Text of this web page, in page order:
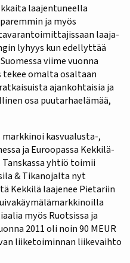
laajentuneella
ja myös
laaja-
lyhyys kun edellyttää
viime vuonna
omalta osaltaan
ajankohtaisia ja
osa puutarhaelämää,
kasvualusta-,
ja Euroopassa Kekkilä-
Tanskassa yhtiö toimii
& Tikanojalta nyt
Kekkilä laajenee Pietariin
myös Ruotsissa ja
2011 oli noin 90 MEUR
liiketoiminnan liikevaihto